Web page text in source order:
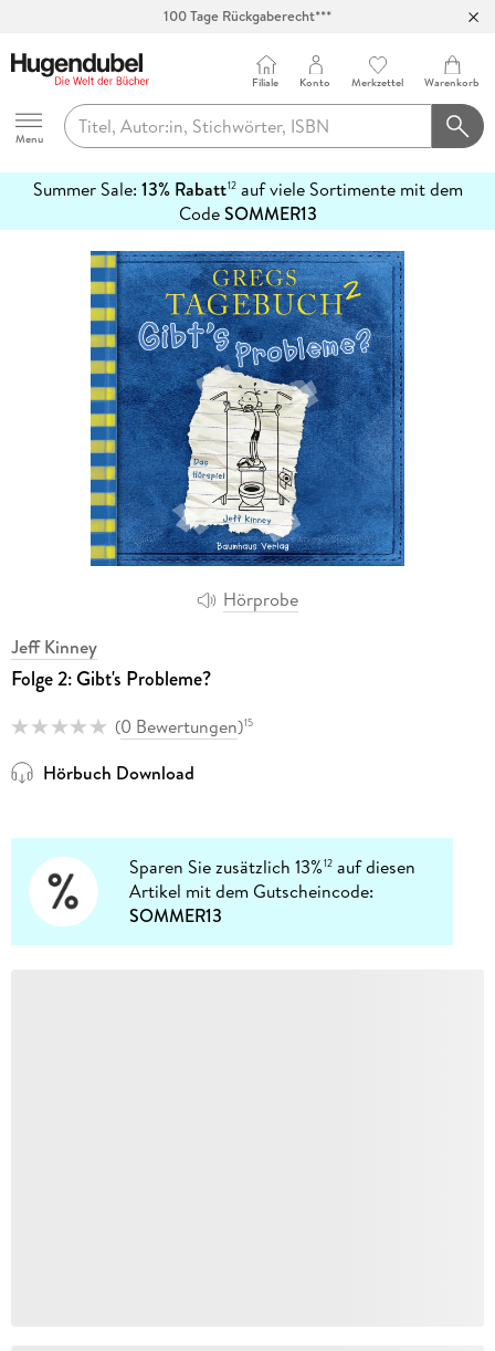
100 Tage Rückgaberecht***
Hugendubel
Menu
Filiale Konto Merkzettel Warenkorb
Summer Sale: 13% Rabatt12auf viele Sortimente mit dem
CodeSOMMER13
erfahren
Hörprobe
Jeff Kinney
Folge 2: Gibt's Probleme?
(0 Bewertungen)15
Hörbuch Download
Sparen Sie zusätzlich 13%12 auf diesen
Artikel mit dem Gutscheincode:
SOMMER13